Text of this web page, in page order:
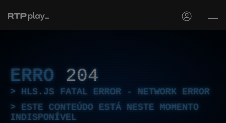
ERRO 204
HLS.JS FATAL ERROR - NETWORK ERROR
ESTE CONTEÚDO ESTÁ NESTE MOMENTO
INDISPONÍVEL